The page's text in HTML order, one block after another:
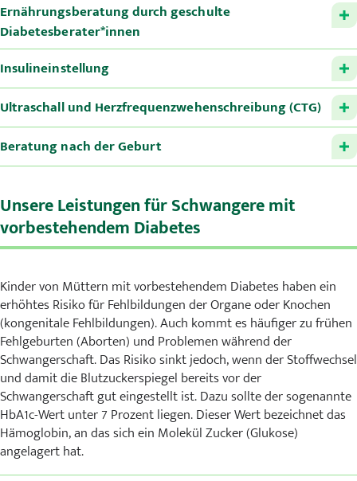
Ernährungsberatung durch geschulte
Diabetesberater*innen
Insulineinstellung
Ultraschall und Herzfrequenzwehenschreibung (CTG)
Beratung nach der Geburt
Unsere Leistungen für Schwangere mit
vorbestehendem Diabetes
Kinder von Müttern mit vorbestehendem Diabetes haben ein
erhöhtes Risiko für Fehlbildungen der Organe oder Knochen
(kongenitale Fehlbildungen). Auch kommt es häufiger zu frühen
Fehlgeburten (Aborten) und Problemen während der
Schwangerschaft. Das Risiko sinkt jedoch, wenn der Stoffwechsel
und damit die Blutzuckerspiegel bereits vor der
Schwangerschaft gut eingestellt ist. Dazu sollte der sogenannte
HbA1c-Wert unter 7 Prozent liegen. Dieser Wert bezeichnet das
Hämoglobin, an das sich ein Molekül Zucker (Glukose)
angelagert hat.